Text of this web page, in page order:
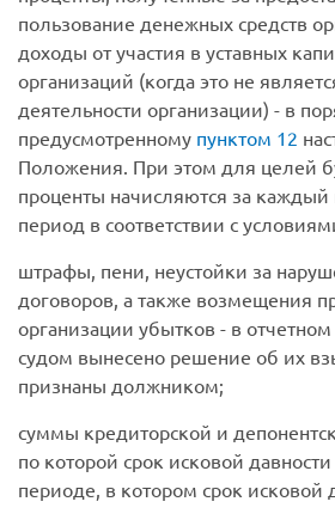
пользование денежных средств
доходы от участия в уставных
организаций (когда это не
деятельности организации) - в
предусмотренному пунктом 12
Положения. При этом для целей
проценты начисляются за
период в соответствии с
штрафы, пени, неустойки за
договоров, а также возмещения
организации убытков - в
судом вынесено решение об их
признаны должником;
суммы кредиторской и
по которой срок исковой
периоде, в котором срок исковой